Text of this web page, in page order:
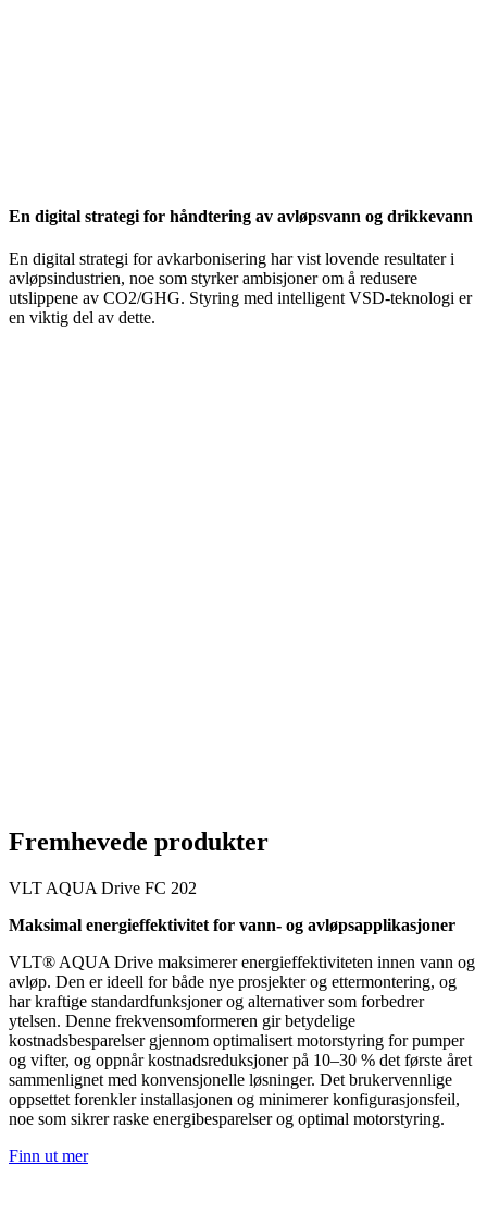
En digital strategi for håndtering av avløpsvann og drikkevann
En digital strategi for avkarbonisering har vist lovende resultater i
avløpsindustrien, noe som styrker ambisjoner om å redusere
utslippene av CO2/GHG. Styring med intelligent VSD-teknologi er
en viktig del av dette.
Fremhevede produkter
VLT AQUA Drive FC 202
Maksimal energieffektivitet for vann- og avløpsapplikasjoner
VLT® AQUA Drive maksimerer energieffektiviteten innen vann og
avløp. Den er ideell for både nye prosjekter og ettermontering, og
har kraftige standardfunksjoner og alternativer som forbedrer
ytelsen. Denne frekvensomformeren gir betydelige
kostnadsbesparelser gjennom optimalisert motorstyring for pumper
og vifter, og oppnår kostnadsreduksjoner på 10–30 % det første året
sammenlignet med konvensjonelle løsninger. Det brukervennlige
oppsettet forenkler installasjonen og minimerer konfigurasjonsfeil,
noe som sikrer raske energibesparelser og optimal motorstyring.
Finn ut mer